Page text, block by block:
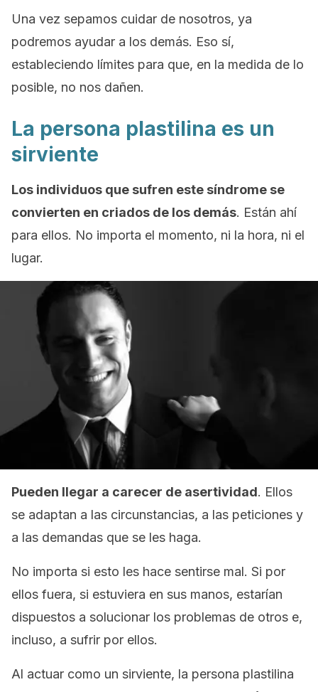
Una vez sepamos cuidar de nosotros, ya
podremos ayudar a los demás. Eso sí,
estableciendo límites para que, en la medida de lo
posible, no nos dañen.
La persona plastilina es un
sirviente
Los individuos que sufren este síndrome se
convierten en criados de los demás. Están ahí
para ellos. No importa el momento, ni la hora, ni el
lugar.
Pueden llegar a carecer de asertividad. Ellos
se adaptan a las circunstancias, a las peticiones y
a las demandas que se les haga.
No importa si esto les hace sentirse mal. Si por
ellos fuera, si estuviera en sus manos, estarían
dispuestos a solucionar los problemas de otros e,
incluso, a sufrir por ellos.
Al actuar como un sirviente, la persona plastilina